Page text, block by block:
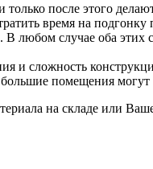
после этого
время на
любом случае оба этих
и сложность
помещения
на складе или